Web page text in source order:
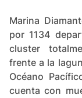
Marina
por 1134
cluster
frente a la
Océano
cuenta con